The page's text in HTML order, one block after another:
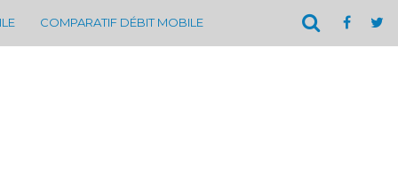
COMPARATIF DÉBIT MOBILE